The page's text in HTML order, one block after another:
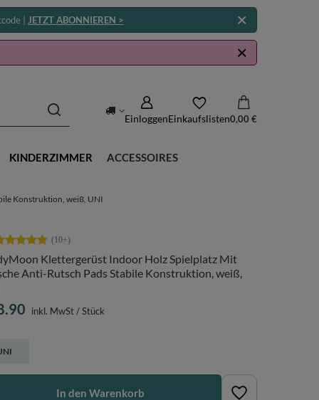
| JETZT ABONNIEREN >
EinloggenEinkaufslisten0,00 €
KINDERZIMMER ACCESSOIRES
Konstruktion, weiß, UNI
Klettergerüst Indoor Holz Spielplatz Mit
Anti-Rutsch Pads Stabile Konstruktion, weiß,
inkl. MwSt/Stück
In den Warenkorb